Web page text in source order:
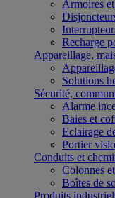
Armoires
Recharge
Appareillage,
Solutions
Sécurité,
Alarme
Baies et
Eclairage
Portier
Conduits et
Colonnes
Boîtes de
Produits